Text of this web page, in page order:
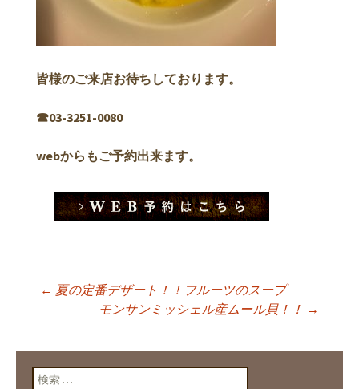
皆様のご来店お待ちしております。
☎︎03-3251-0080
webからもご予約出来ます。
投稿ナビゲーショ
ン
← 夏の定番デザート！！フルーツのスープ
モンサンミッシェル産ムール貝！！ →
検索: